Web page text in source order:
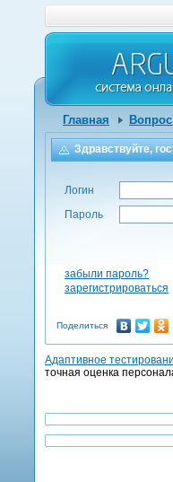
Главная
Здравствуйте,
Логин
Пароль
забыли пароль?
зарегистрироваться
Поделиться
Адаптивное
точная оценка